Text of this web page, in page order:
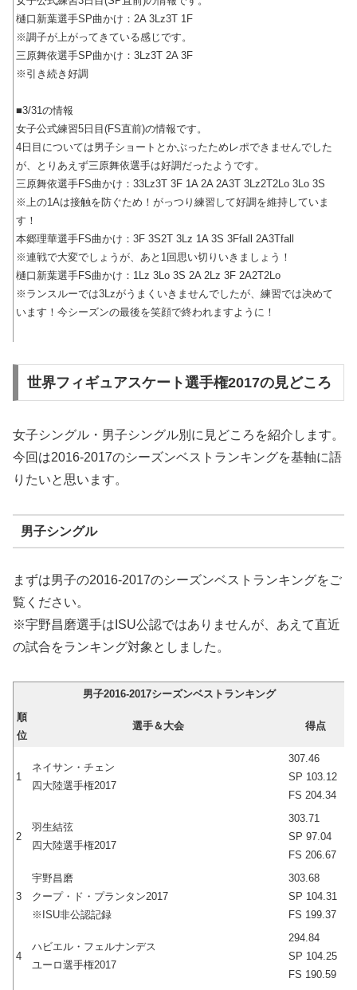
樋口新葉選手SP曲かけ：2A 3Lz3T 1F
※調子が上がってきている感じです。
三原舞依選手SP曲かけ：3Lz3T 2A 3F
※引き続き好調
■3/31の情報
女子公式練習5日目(FS直前)の情報です。
4日目については男子ショートとかぶったためレポできませんでした
が、とりあえず三原舞依選手は好調だったようです。
三原舞依選手FS曲かけ：33Lz3T 3F 1A 2A 2A3T 3Lz2T2Lo 3Lo 3S
※上の1Aは接触を防ぐため！がっつり練習して好調を維持していま
す！
本郷理華選手FS曲かけ：3F 3S2T 3Lz 1A 3S 3Ffall 2A3Tfall
※連戦で大変でしょうが、あと1回思い切りいきましょう！
樋口新葉選手FS曲かけ：1Lz 3Lo 3S 2A 2Lz 3F 2A2T2Lo
※ランスルーでは3Lzがうまくいきませんでしたが、練習では决めて
います！今シーズンの最後を笑顔で終われますように！
世界フィギュアスケート選手権2017の見どころ
女子シングル・男子シングル別に見どころを紹介します。
今回は2016-2017のシーズンベストランキングを基軸に語
りたいと思います。
男子シングル
まずは男子の2016-2017のシーズンベストランキングをご
覧ください。
※宇野昌磨選手はISU公認ではありませんが、あえて直近
の試合をランキング対象としました。
男子2016-2017シーズンベストランキング
順
位
選手＆大会 得点
1
ネイサン・チェン
四大陸選手権2017
307.46
SP 103.12
FS 204.34
2
羽生結弦
四大陸選手権2017
303.71
SP 97.04
FS 206.67
3
宇野昌磨
クープ・ド・プランタン2017
※ISU非公認記録
303.68
SP 104.31
FS 199.37
4
ハビエル・フェルナンデス
ユーロ選手権2017
294.84
SP 104.25
FS 190.59